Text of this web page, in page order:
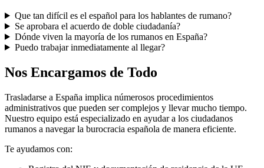
Que tan difícil es el español para los hablantes de rumano?
Se aprobara el acuerdo de doble ciudadanía?
Dónde viven la mayoría de los rumanos en España?
Puedo trabajar inmediatamente al llegar?
Nos Encargamos de Todo
Trasladarse a España implica númerosos procedimientos
administrativos que pueden ser complejos y llevar mucho tiempo.
Nuestro equipo está especializado en ayudar a los ciudadanos
rumanos a navegar la burocracia española de manera eficiente.
Te ayudamos con: